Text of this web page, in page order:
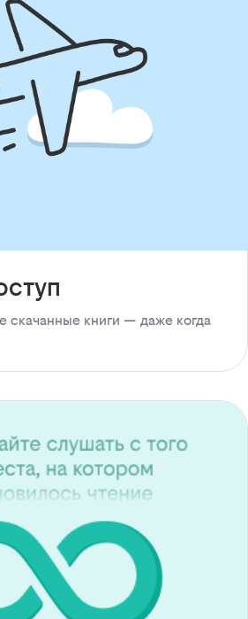
скачанные книги — даже когда